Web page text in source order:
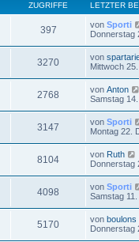
ZUGRIFFE LETZTER
397 von Sporti
Donnerstag
3270 von
Mittwoch
2768 von Anton
Samstag
3147 von Sporti
Montag 22.
8104 von Ruth
Donnerstag
4098 von Sporti
Samstag
5170 von boulons
Donnerstag